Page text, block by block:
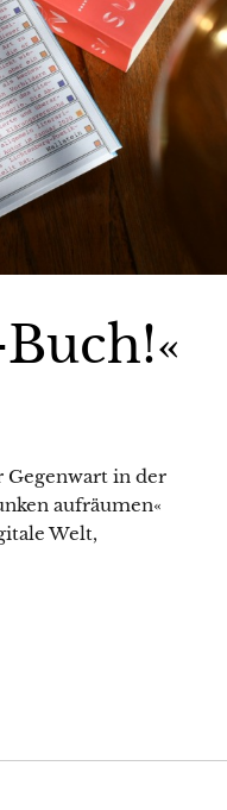
in der
aufräumen«
Welt,